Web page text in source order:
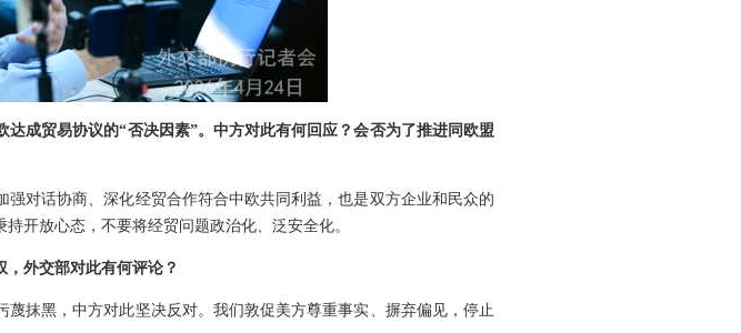
成贸易协议的“否决因素”。中方对此有何回应？会否为了推进同欧盟
对话协商、深化经贸合作符合中欧共同利益，也是双方企业和民众的
开放心态，不要将经贸问题政治化、泛安全化。
外交部对此有何评论？
抹黑，中方对此坚决反对。我们敦促美方尊重事实、摒弃偏见，停止